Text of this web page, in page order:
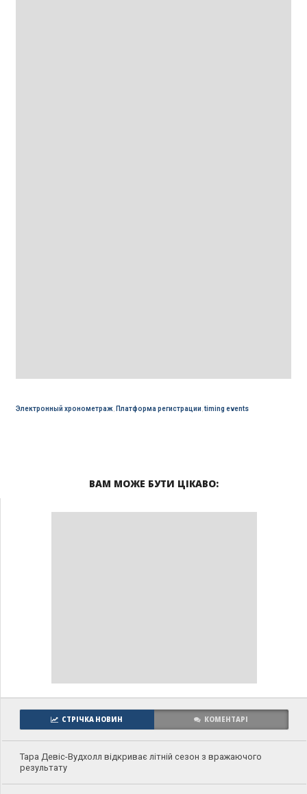
Электронный хронометраж, Платформа регистрации timing events
ВАМ МОЖЕ БУТИ ЦІКАВО:
СТРІЧКА НОВИН КОМЕНТАРІ
Тара Девіс-Вудхолл відкриває літній сезон з вражаючого
результату